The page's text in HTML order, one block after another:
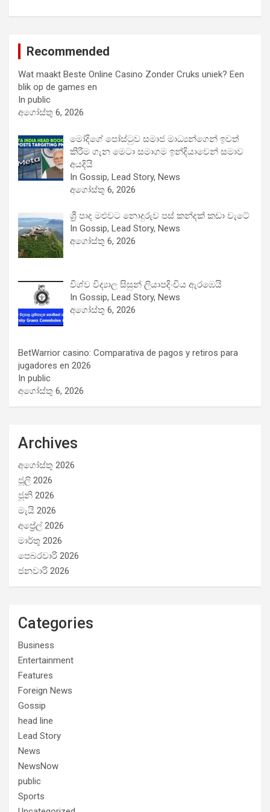
Recommended
Wat maakt Beste Online Casino Zonder Cruks uniek? Een
blik op de games en
In public
අගෝස්තු 6, 2026
මෝදිගේ පෝස්ටුව සමාජ මාධ්‍යන්ගෙන් ඉවත්
කිරීම ගැන මෙටා සමාගම ඉන්දියාවෙන් සමාව
අයදියි
In Gossip, Lead Story, News
අගෝස්තු 6, 2026
ශ්‍රී පාද මළුවට නොදුරුව පස් කන්දක් කඩා වැටේ
In Gossip, Lead Story, News
අගෝස්තු 6, 2026
විශ්ව විද්‍යාල සිසුන් ලියාපදිංචිය ඇරඹෙයි
In Gossip, Lead Story, News
අගෝස්තු 6, 2026
BetWarrior casino: Comparativa de pagos y retiros para
jugadores en 2026
In public
අගෝස්තු 6, 2026
Archives
අගෝස්තු 2026
ජූලි 2026
ජූනි 2026
මැයි 2026
අප්‍රේල් 2026
මාර්තු 2026
පෙබරවාරි 2026
ජනවාරි 2026
Categories
Business
Entertainment
Features
Foreign News
Gossip
head line
Lead Story
News
NewsNow
public
Sports